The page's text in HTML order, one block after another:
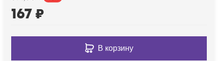
167₽
В корзину